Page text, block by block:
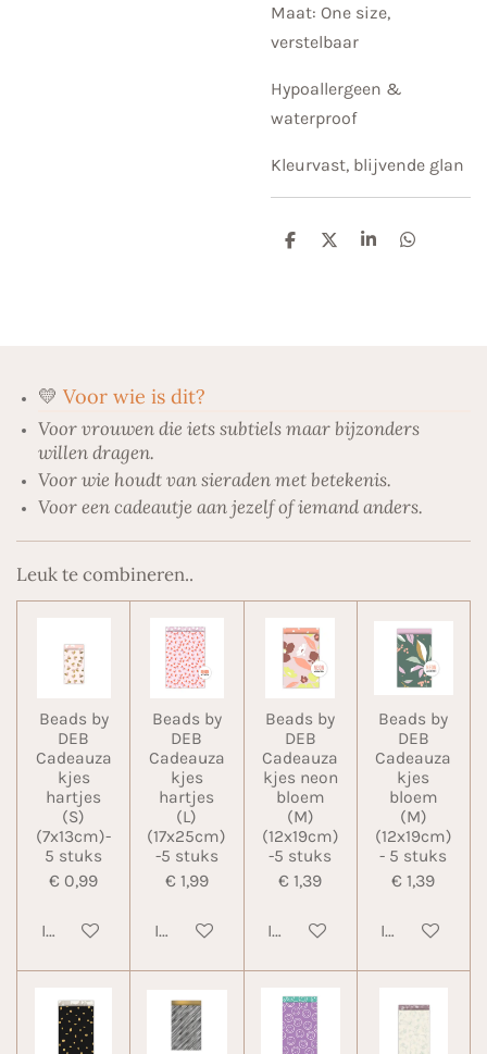
Maat: One size,
verstelbaar
Hypoallergeen &
waterproof
Kleurvast, blijvende glan
D
D
S
D
💛 Voor wie is dit?
Voor vrouwen die iets subtiels maar bijzonders
willen dragen.
Voor wie houdt van sieraden met betekenis.
Voor een cadeautje aan jezelf of iemand anders.
Leuk te combineren..
Beads by
DEB
Cadeauza
kjes
hartjes
(S)
(7x13cm)-
5 stuks
€ 0,99
In winkelwagen
Beads by
DEB
Cadeauza
kjes
hartjes
(L)
(17x25cm)
-5 stuks
€ 1,99
In winkelwagen
Beads by
DEB
Cadeauza
kjes neon
bloem
(M)
(12x19cm)
-5 stuks
€ 1,39
In winkelwagen
Beads by
DEB
Cadeauza
kjes
bloem
(M)
(12x19cm)
- 5 stuks
€ 1,39
In